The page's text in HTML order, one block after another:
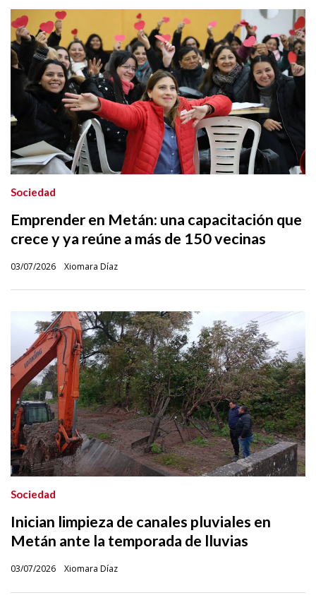
Emprender en Metán: una capacitación que
crece y ya reúne a más de 150 vecinas
Xiomara Díaz
Sociedad
03/07/2026
Inician limpieza de canales pluviales en
Metán ante la temporada de lluvias
Xiomara Díaz
Sociedad
03/07/2026